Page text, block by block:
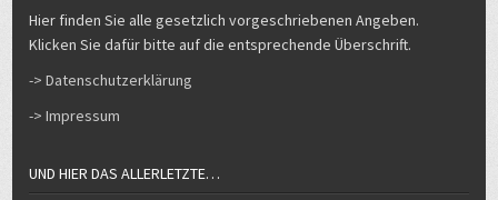
Hier finden Sie alle gesetzlich vorgeschriebenen Angeben.
Klicken Sie dafür bitte auf die entsprechende Überschrift.
-> Datenschutzerklärung
-> Impressum
UND HIER DAS ALLERLETZTE…